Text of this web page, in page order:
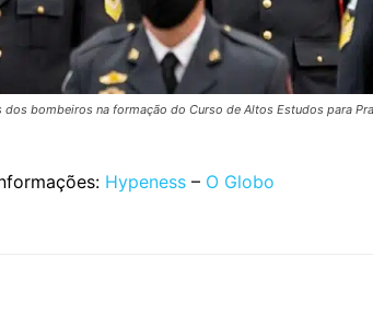
dos bombeiros na formação do Curso de Altos Estudos para
Hypeness – O Globo